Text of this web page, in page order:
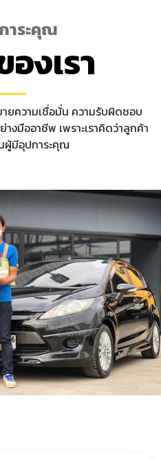
าระคุณ
งเรา
ายความเชื่อมั่น ความรับผิดชอบ
งมืออาชีพ เพราะเราคิดว่าลูกค้า
ผู้มีอุปการะคุณ